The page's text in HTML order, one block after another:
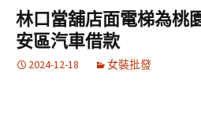
林口當舖店面電梯為桃
安區汽車借款
2024-12-18 女裝批發